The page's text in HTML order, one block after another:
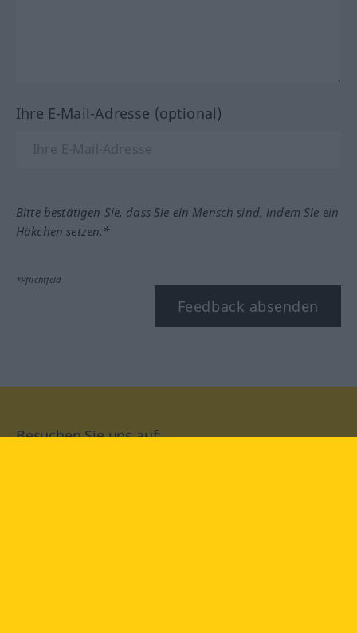
Ihre E-Mail-Adresse (optional)
Bitte bestätigen Sie, dass Sie ein Mensch sind, indem Sie ein
Häkchen setzen.*
*Pflichtfeld
Feedback absenden
Besuchen Sie uns auf: